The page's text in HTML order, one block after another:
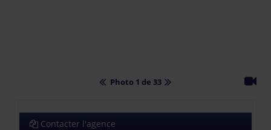
Photo 1 de 33
Contacter l'agence